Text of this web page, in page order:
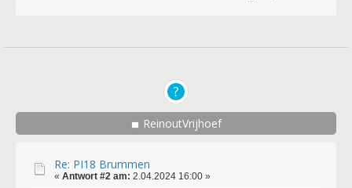
ReinoutVrijhoef
Re: PI18 Brummen
« Antwort #2 am: 2.04.2024 16:00 »